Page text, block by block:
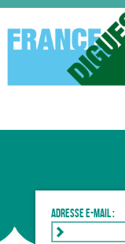
Adresse e-mail :